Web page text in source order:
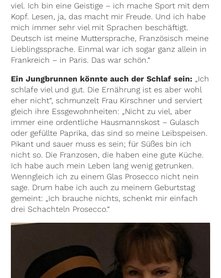
viel. Ich bin eine Geistige – ich mache Sport mit dem
Kopf. Lesen, ja, das macht mir Freude. Und ich habe
mich immer sehr viel mit Sprachen beschäftigt.
Deutsch ist meine Muttersprache, Französisch meine
Lieblingssprache. Einmal war ich sogar ganz allein in
Frankreich – in Paris. Das war schön.“
Ein Jungbrunnen könnte auch der Schlaf sein: „Ich
schlafe viel und gut. Die Ernährung ist es aber wohl
eher nicht“, schmunzelt Frau Kirschner und serviert
gleich ihre Essgewohnheiten: „Nicht zu viel, aber
immer eine ordentliche Hausmannskost – Gulasch
oder gefüllte Paprika, das sind so meine Leibspeisen.
Pikant und sauer muss es sein; für Süßes bin ich
nicht so. Die Franzosen, die haben eine gute Küche.
Ich habe auch mein Leben lang wenig getrunken.
Wenngleich ich zu einem Glas Prosecco nicht nein
sage. Drum habe ich auch zu meinem Geburtstag
gemeint: „Ich brauche nichts, schenkt mir einfach
drei Schachteln Prosecco.“